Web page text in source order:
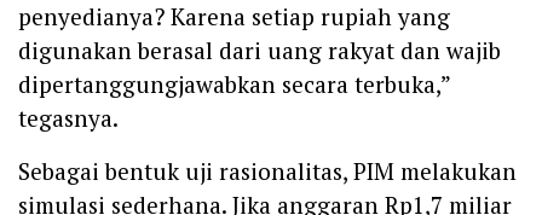
penyedianya? Karena setiap rupiah yang
digunakan berasal dari uang rakyat dan wajib
dipertanggungjawabkan secara terbuka,”
tegasnya.
Sebagai bentuk uji rasionalitas, PIM melakukan
simulasi sederhana. Jika anggaran Rp1,7 miliar